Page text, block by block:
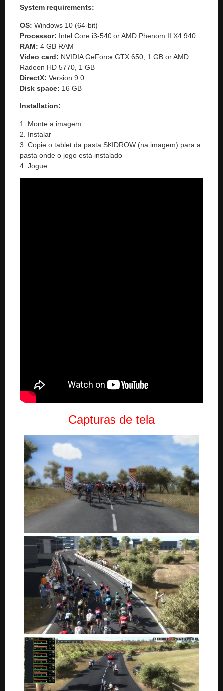
System requirements:
OS: Windows 10 (64-bit)
Processor: Intel Core i3-540 or AMD Phenom II X4 940
RAM: 4 GB RAM
Video card: NVIDIA GeForce GTX 650, 1 GB or AMD
Radeon HD 5770, 1 GB
DirectX: Version 9.0
Disk space: 16 GB
Installation:
1. Monte a imagem
2. Instalar
3. Copie o tablet da pasta SKIDROW (na imagem) para a
pasta onde o jogo está instalado
4. Jogue
Capturas de tela